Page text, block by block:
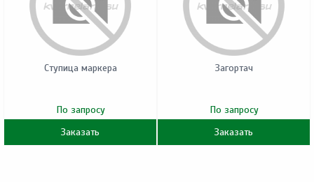
Ступица маркера
По запросу
Заказать
Загортач
По запросу
Заказать